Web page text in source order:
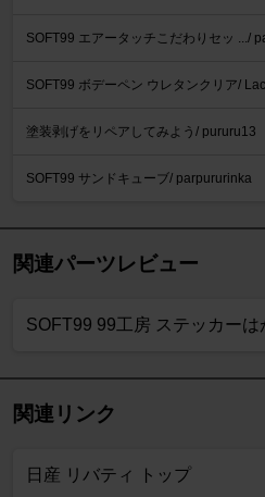
SOFT99 エアータッチこだわりセッ .../
SOFT99 ボデーペン ウレタンクリア/
塗装剥げをリペアしてみよう/ pururu13
SOFT99 サンドキューブ/ parpururinka
関連パーツレビュー
SOFT99 99工房 ステッカーは
関連リンク
日産 リバティ トップ